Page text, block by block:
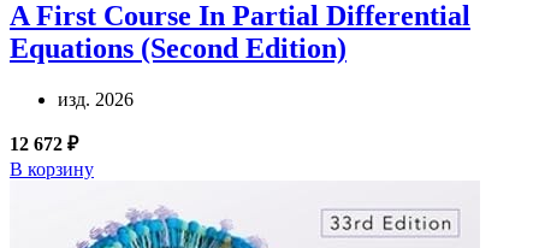
A First Course In Partial Differential
Equations (Second Edition)
изд. 2026
12 672 ₽
В корзину